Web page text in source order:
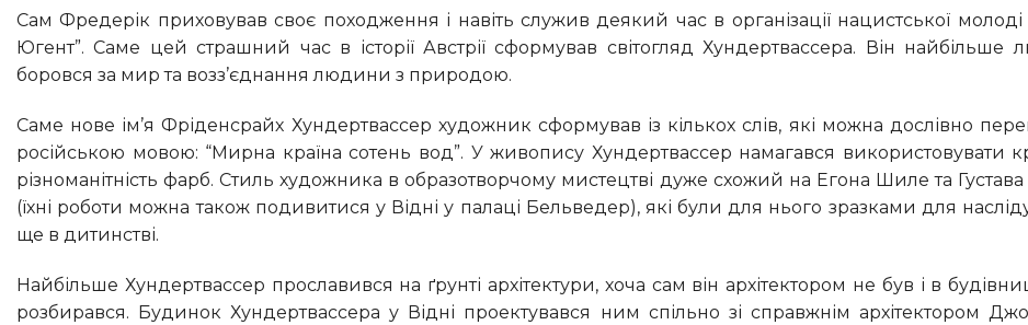
Сам Фредерік приховував своє походження і навіть служив деякий час в організації нацистської молоді “Гітлер
Югент”. Саме цей страшний час в історії Австрії сформував світогляд Хундертвассера. Він найбільше
боровся за мир та возз’єднання людини з природою.
Саме нове ім’я Фріденсрайх Хундертвассер художник сформував із кількох слів, які можна дослівно перекласти
російською мовою: “Мирна країна сотень вод”. У живопису Хундертвассер намагався використовувати
різноманітність фарб. Стиль художника в образотворчому мистецтві дуже схожий на Егона Шиле та Густава
(їхні роботи можна також подивитися у Відні у палаці Бельведер), які були для нього зразками для
ще в дитинстві.
Найбільше Хундертвассер прославився на ґрунті архітектури, хоча сам він архітектором не був і в будівництві не
розбирався. Будинок Хундертвассера у Відні проектувався ним спільно зі справжнім архітектором